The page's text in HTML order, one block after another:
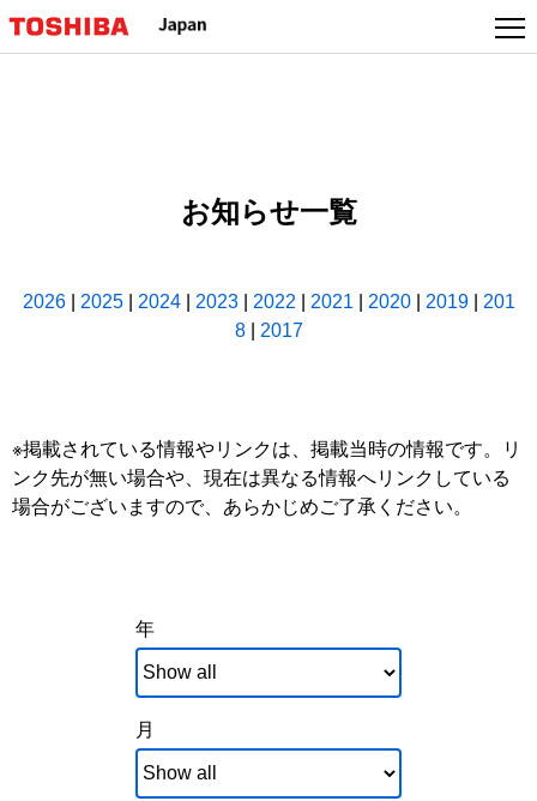
お知らせ一覧
2026| 2025| 2024| 2023| 2022 2021 2020| 2019| 201
8| 2017
※掲載されている情報やリンクは、掲載当時の情報です。リ
ンク先が無い場合や、現在は異なる情報へリンクしている
場合がございますので、あらかじめご了承ください。
年
月